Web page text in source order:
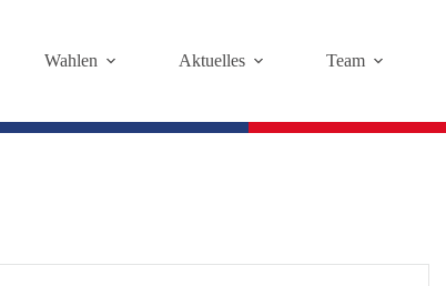
Wahlen Aktuelles Team